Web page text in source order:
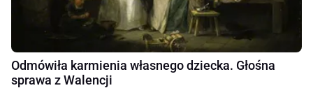
Odmówiła karmienia własnego dziecka. Głośna
sprawa z Walencji